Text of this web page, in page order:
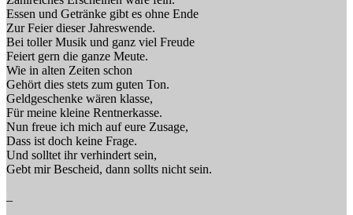
Essen und Getränke gibt es ohne Ende
Zur Feier dieser Jahreswende.
Bei toller Musik und ganz viel Freude
Feiert gern die ganze Meute.
Wie in alten Zeiten schon
Gehört dies stets zum guten Ton.
Geldgeschenke wären klasse,
Für meine kleine Rentnerkasse.
Nun freue ich mich auf eure Zusage,
Dass ist doch keine Frage.
Und solltet ihr verhindert sein,
Gebt mir Bescheid, dann sollts nicht sein.